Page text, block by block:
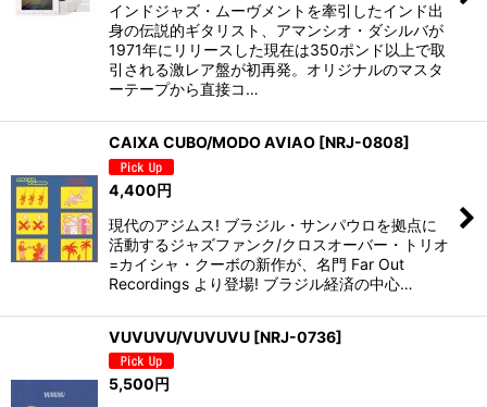
インドジャズ・ムーヴメントを牽引したインド出
身の伝説的ギタリスト、アマンシオ・ダシルバが
1971年にリリースした現在は350ポンド以上で取
引される激レア盤が初再発。オリジナルのマスタ
ーテープから直接コ…
CAIXA CUBO/MODO AVIAO [NRJ-0808]
4,400円
現代のアジムス! ブラジル・サンパウロを拠点に
活動するジャズファンク/クロスオーバー・トリオ
=カイシャ・クーボの新作が、名門 Far Out
Recordings より登場! ブラジル経済の中心…
VUVUVU/VUVUVU [NRJ-0736]
5,500円